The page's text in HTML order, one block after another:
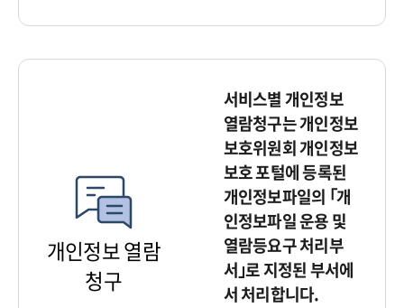
개인정보 열람
청구
서비스별 개인정보
열람청구는 개인정보
보호위원회 개인정보
보호 포털에 등록된
개인정보파일의 ｢개
인정보파일 운용 및
열람등요구 처리부
서｣로 지정된 부서에
서 처리합니다.